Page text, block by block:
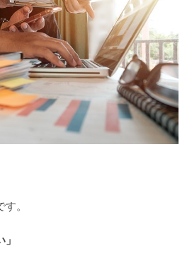
。